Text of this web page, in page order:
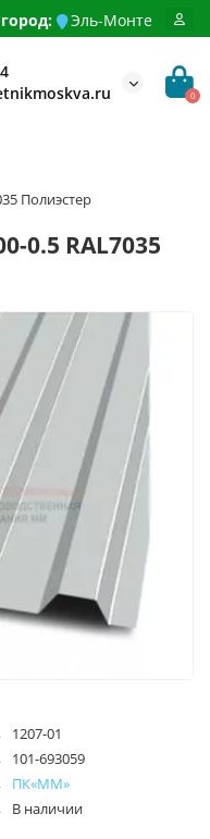
Эль-Монте
0
Полиэстер
0.5 RAL7035
1207-01
101-693059
ПК«ММ»
В наличии